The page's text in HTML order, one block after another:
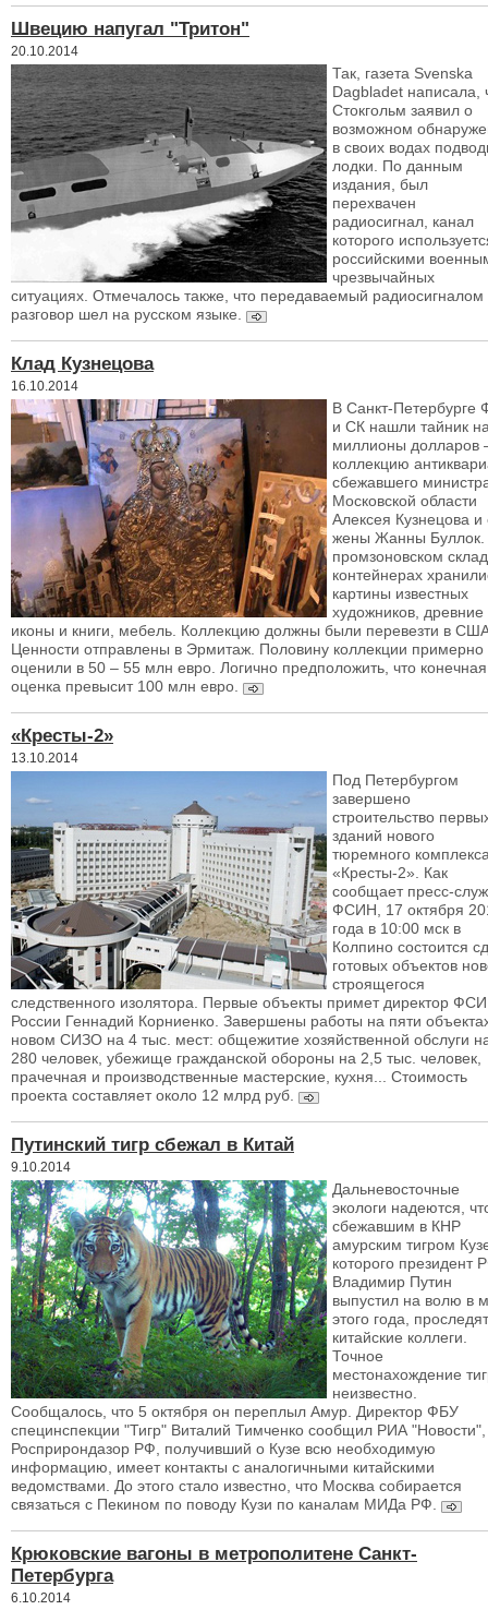
Швецию напугал "Тритон"
20.10.2014
Так, газета Svenska
Dagbladet написала,
Стокгольм заявил о
возможном
в своих водах
лодки. По данным
издания, был
перехвачен
радиосигнал, канал
которого
российскими
чрезвычайных
ситуациях. Отмечалось также, что передаваемый радиосигналом
разговор шел на русском языке.
Клад Кузнецова
16.10.2014
В Санкт-Петербурге
и СК нашли тайник
миллионы долларов
коллекцию
сбежавшего
Московской области
Алексея Кузнецова и
жены Жанны
промзоновском
контейнерах
картины известных
художников, древние
иконы и книги, мебель. Коллекцию должны были перевезти в
Ценности отправлены в Эрмитаж. Половину коллекции примерно
оценили в 50 – 55 млн евро. Логично предположить, что конечная
оценка превысит 100 млн евро.
«Кресты-2»
13.10.2014
Под Петербургом
завершено
строительство
зданий нового
тюремного
«Кресты-2». Как
сообщает пресс-
ФСИН, 17 октября
года в 10:00 мск в
Колпино состоится
готовых объектов
строящегося
следственного изолятора. Первые объекты примет директор
России Геннадий Корниенко. Завершены работы на пяти
новом СИЗО на 4 тыс. мест: общежитие хозяйственной обслуги
280 человек, убежище гражданской обороны на 2,5 тыс. человек,
прачечная и производственные мастерские, кухня... Стоимость
проекта составляет около 12 млрд руб.
Путинский тигр сбежал в Китай
9.10.2014
Дальневосточные
экологи надеются,
сбежавшим в КНР
амурским тигром
которого президент
Владимир Путин
выпустил на волю в
этого года,
китайские коллеги.
Точное
местонахождение
неизвестно.
Сообщалось, что 5 октября он переплыл Амур. Директор ФБУ
специнспекции "Тигр" Виталий Тимченко сообщил РИА "Новости",
Росприрондазор РФ, получивший о Кузе всю необходимую
информацию, имеет контакты с аналогичными китайскими
ведомствами. До этого стало известно, что Москва собирается
связаться с Пекином по поводу Кузи по каналам МИДа РФ.
Крюковские вагоны в метрополитене Санкт-
Петербурга
6.10.2014